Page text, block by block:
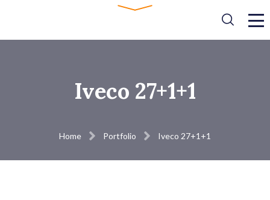
Iveco 27+1+1
Home Portfolio Iveco 27+1+1